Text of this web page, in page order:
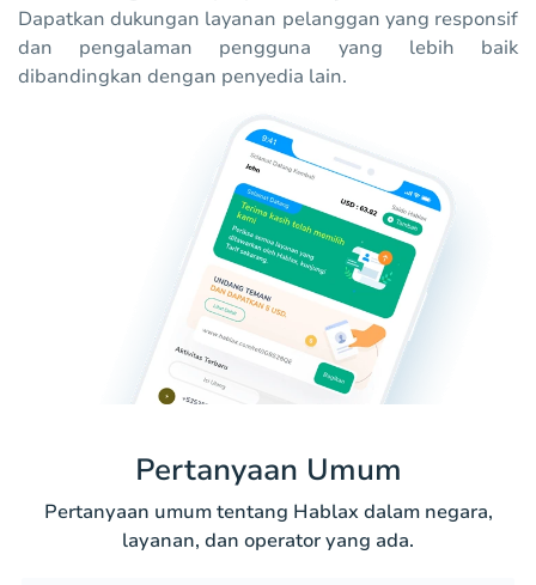
Dapatkan dukungan layanan pelanggan yang responsif
dan pengalaman pengguna yang lebih baik
dibandingkan dengan penyedia lain.
Pertanyaan Umum
Pertanyaan umum tentang Hablax dalam negara,
layanan, dan operator yang ada.